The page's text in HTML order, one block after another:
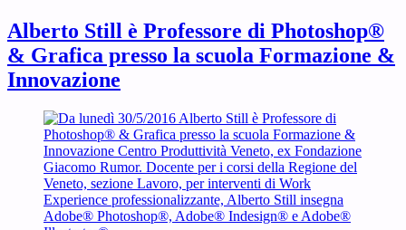
Alberto Still è Professore di Photoshop®
& Grafica presso la scuola Formazione &
Innovazione